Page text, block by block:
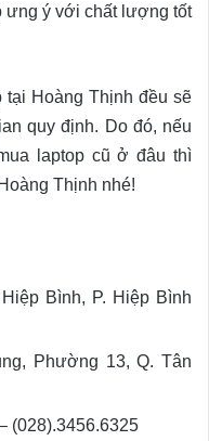
ưng ý với chất lượng tốt
Hoàng Thịnh đều sẽ
quy định. Do đó, nếu
laptop cũ ở đâu thì
Thịnh nhé!
Bình, P. Hiệp Bình
Phường 13, Q. Tân
(028).3456.6325